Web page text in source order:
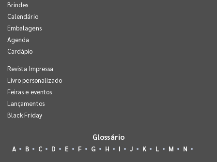
Brindes
Calendário
Embalagens
Agenda
Cardápio
Revista Impressa
Livro personalizado
Feiras e eventos
Lançamentos
Black Friday
Glossário
A B C D E F G H I J K L M
N